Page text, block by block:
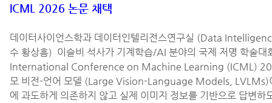
ICML 2026 논문 채택
데이터사이언스학과 데이터인텔리전스연구실 (Data
수 황상흠) 이슬비 석사가 기계학습/AI 분야의 국제 저명 학술대
International Conference on Machine Learning (ICML)
모 비전-언어 모델 (Large Vision-Language Models, LVLMs)
에 과도하게 의존하지 않고 실제 이미지 정보를 기반으로 답변하